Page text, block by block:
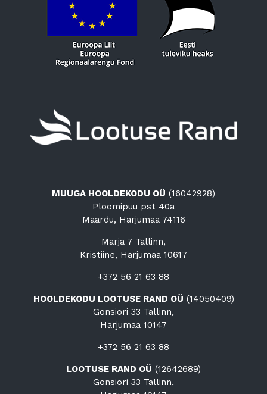
MUUGA HOOLDEKODU OÜ (16042928)
Ploomipuu pst 40a
Maardu, Harjumaa 74116
Marja 7 Tallinn,
Kristiine, Harjumaa 10617
+372 56 21 63 88
HOOLDEKODU LOOTUSE RAND OÜ (14050409)
Gonsiori 33 Tallinn,
Harjumaa 10147
+372 56 21 63 88
LOOTUSE RAND OÜ (12642689)
Gonsiori 33 Tallinn,